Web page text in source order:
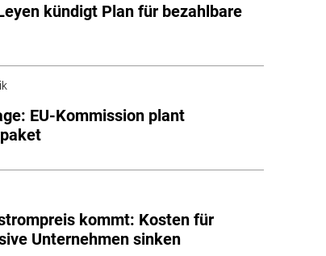
kündigt Plan für bezahlbare
EU-Kommission plant
kommt: Kosten für
Unternehmen sinken